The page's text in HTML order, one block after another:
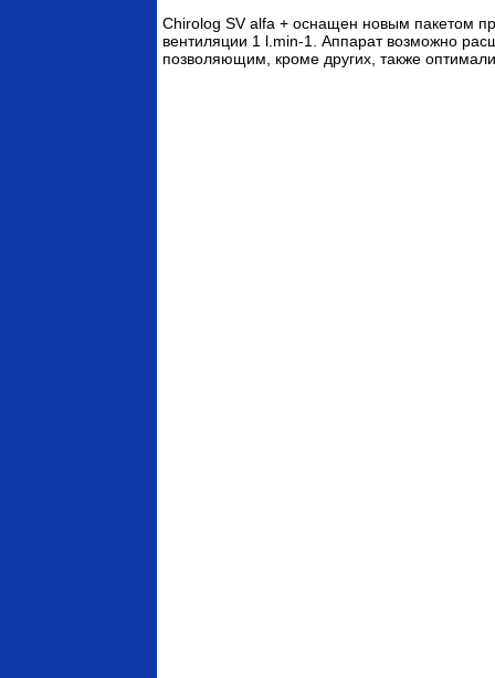
Chirolog SV alfa + оснащен новым пакетом
вентиляции 1 l.min-1. Аппарат возможно
позволяющим, кроме других, также